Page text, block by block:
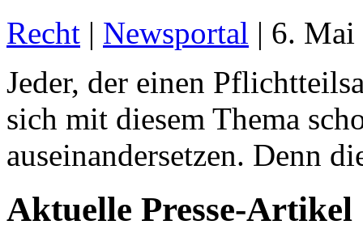
Recht | Newsportal | 6. Mai
Jeder, der einen
sich mit diesem Thema
auseinandersetzen. Denn
Aktuelle Presse-Artikel